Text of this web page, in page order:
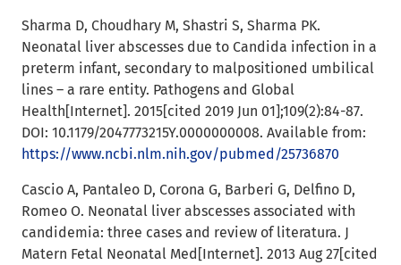
Sharma D, Choudhary M, Shastri S, Sharma PK.
Neonatal liver abscesses due to Candida infection in a
preterm infant, secondary to malpositioned umbilical
lines – a rare entity. Pathogens and Global
Health[Internet]. 2015[cited 2019 Jun 01];109(2):84-87.
DOI: 10.1179/2047773215Y.0000000008. Available from:
https://www.ncbi.nlm.nih.gov/pubmed/25736870
Cascio A, Pantaleo D, Corona G, Barberi G, Delfino D,
Romeo O. Neonatal liver abscesses associated with
candidemia: three cases and review of literatura. J
Matern Fetal Neonatal Med[Internet]. 2013 Aug 27[cited